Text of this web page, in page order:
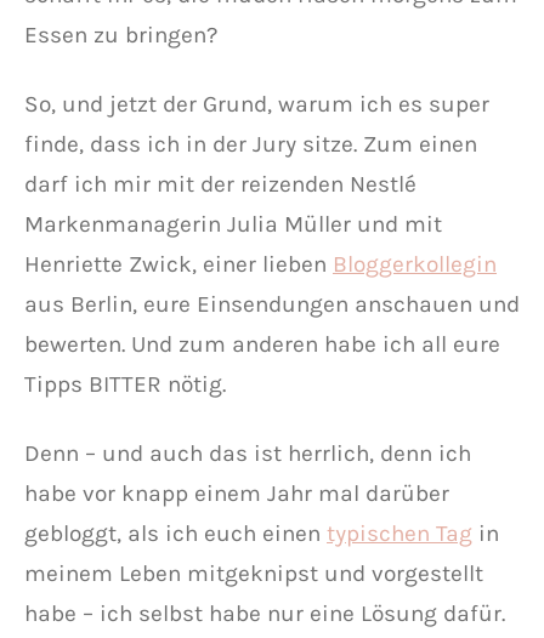
Essen zu bringen?
So, und jetzt der Grund, warum ich es super
finde, dass ich in der Jury sitze. Zum einen
darf ich mir mit der reizenden Nestlé
Markenmanagerin Julia Müller und mit
Henriette Zwick, einer lieben Bloggerkollegin
aus Berlin, eure Einsendungen anschauen und
bewerten. Und zum anderen habe ich all eure
Tipps BITTER nötig.
Denn – und auch das ist herrlich, denn ich
habe vor knapp einem Jahr mal darüber
gebloggt, als ich euch einen typischen Tag in
meinem Leben mitgeknipst und vorgestellt
habe – ich selbst habe nur eine Lösung dafür.